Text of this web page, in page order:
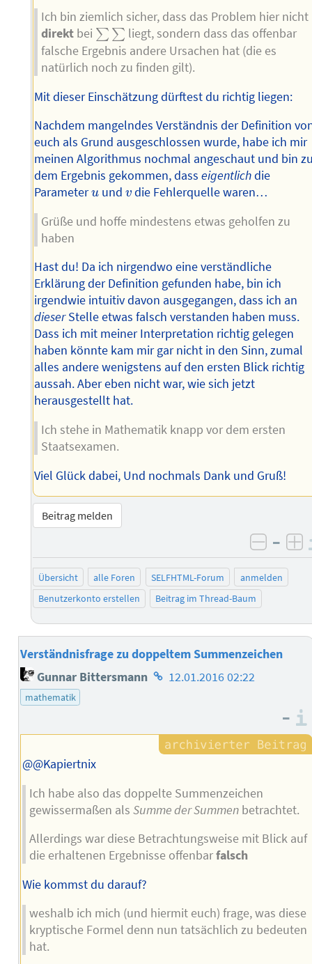
Ich bin ziemlich sicher, dass das Problem hier nicht
direkt bei ∑ ∑
∑∑
liegt, sondern dass das offenbar
falsche Ergebnis andere Ursachen hat (die es
natürlich noch zu finden gilt).
Mit dieser Einschätzung dürftest du richtig liegen:
Nachdem mangelndes Verständnis der Definition
euch als Grund ausgeschlossen wurde, habe ich mir
meinen Algorithmus nochmal angeschaut und bin
dem Ergebnis gekommen, dasseigentlichdie
Parameteru
u undv
vdie Fehlerquelle waren…
Grüße und hoffe mindestens etwas geholfen zu
haben
Hast du! Da ich nirgendwo eine verständliche
Erklärung der Definition gefunden habe, bin ich
irgendwie intuitiv davon ausgegangen, dass ich an
dieserStelle etwas falsch verstanden haben muss.
Dass ich mit meiner Interpretation richtig gelegen
haben könnte kam mir gar nicht in den Sinn, zumal
alles andere wenigstens auf den ersten Blick richtig
aussah. Aber eben nicht war, wie sich jetzt
herausgestellt hat.
Ich stehe in Mathematik knapp vor dem ersten
Staatsexamen.
Viel Glück dabei, Und nochmals Dank und Gruß!
Beitrag melden
–
Übersicht alle Foren SELFHTML-Forum
anmelden
Benutzerkonto erstellen
Beitrag im Thread-Baum
Verständnisfrage zu doppeltem Summenzeichen
Gunnar Bittersmann Homepage
12.01.2016 02:22
mathematik
–
@@Kapiertnix
Ich habe also das doppelte Summenzeichen
gewissermaßen als Summe der Summenbetrachtet.
Allerdings war diese Betrachtungsweise mit Blick auf
die erhaltenen Ergebnisse offenbarfalsch
Wie kommst du darauf?
weshalb ich mich (und hiermit euch) frage, was diese
kryptische Formel denn nun tatsächlich zu bedeuten
hat.